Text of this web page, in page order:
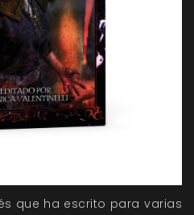
que ha escrito para varias